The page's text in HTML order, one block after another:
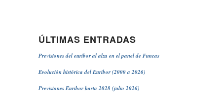
ÚLTIMAS ENTRADAS
Previsiones del euríbor al alza en el panel de Funcas
Evolución histórica del Euribor (2000 a 2026)
Previsiones Euribor hasta 2028 (julio 2026)